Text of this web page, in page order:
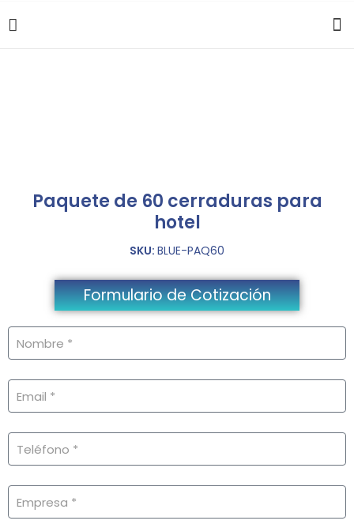
Paquete de 60 cerraduras para
hotel
SKU: BLUE-PAQ60
Formulario de Cotización